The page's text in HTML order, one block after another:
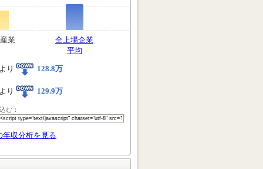
業
全上場企業
平均
り 128.8万
り 129.9万
む：
年収分析を見る